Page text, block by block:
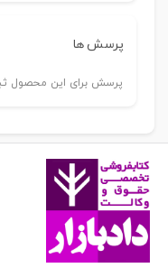
پرسش ها
پرسش برای این محصول